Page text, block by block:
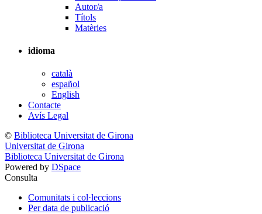
Autor/a
Títols
Matèries
idioma
català
español
English
Contacte
Avís Legal
© Biblioteca Universitat de Girona
Universitat de Girona
Biblioteca Universitat de Girona
Powered by DSpace
Consulta
Comunitats i col·leccions
Per data de publicació